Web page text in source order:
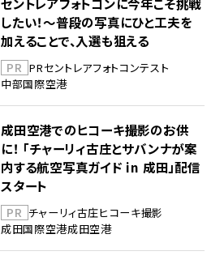
したい！～普段の写真にひと工夫を
加えることで、入選も狙える
PR PRセントレアフォトコンテスト
中部国際空港
成田空港でのヒコーキ撮影のお供
に！ 「チャーリィ古庄とサバンナが案
内する航空写真ガイド in 成田」配信
スタート
PR チャーリィ古庄ヒコーキ撮影
成田国際空港成田空港